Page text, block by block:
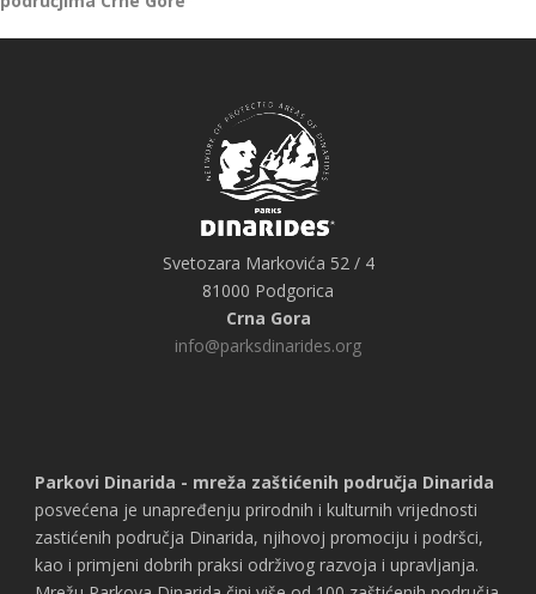
Svetozara Markovića 52 / 4
81000 Podgorica
Crna Gora
info@parksdinarides.org
Parkovi Dinarida - mreža zaštićenih područja Dinarida
posvećena je unapređenju prirodnih i kulturnih vrijednosti
zastićenih područja Dinarida, njihovoj promociju i podršci,
kao i primjeni dobrih praksi održivog razvoja i upravljanja.